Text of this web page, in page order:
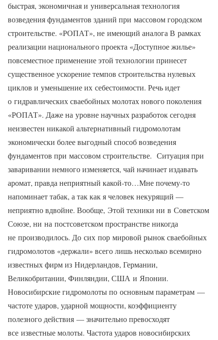
быстрая, экономичная и универсальная технология
возведения фундаментов зданий при массовом городском
строительстве. «РОПАТ», не имеющий аналога В рамках
реализации национального проекта «Доступное жилье»
повсеместное применение этой технологии принесет
существенное ускорение темпов строительства нулевых
циклов и уменьшение их себестоимости. Речь идет
о гидравлических сваебойных молотах нового поколения
«РОПАТ». Даже на уровне научных разработок сегодня
неизвестен никакой альтернативный гидромолотам
экономически более выгодный способ возведения
фундаментов при массовом строительстве. Ситуация при
заваривании немного изменяется, чай начинает издавать
аромат, правда неприятный какой-то…Мне почему-то
напоминает табак, а так как я человек некурящий —
неприятно вдвойне. Вообще, Этой техники ни в Советском
Союзе, ни на постсоветском пространстве никогда
не производилось. До сих пор мировой рынок сваебойных
гидромолотов «держали» всего лишь несколько всемирно
известных фирм из Нидерландов, Германии,
Великобритании, Финляндии, США и Японии.
Новосибирские гидромолоты по основным параметрам —
частоте ударов, ударной мощности, коэффициенту
полезного действия — значительно превосходят
все известные молоты. Частота ударов новосибирских